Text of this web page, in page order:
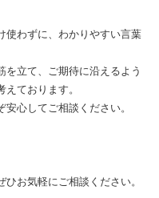
使わずに、わかりやすい言葉
を立て、ご期待に沿えるよう
ております。
心してご相談ください。
お気軽にご相談ください。